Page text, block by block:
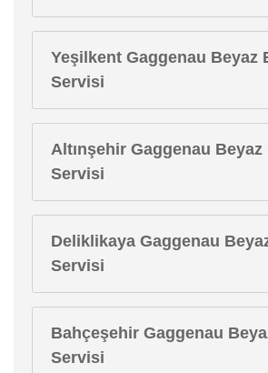
Yeşilkent Gaggenau Beyaz
Servisi
Altınşehir Gaggenau Beyaz
Servisi
Deliklikaya Gaggenau
Servisi
Bahçeşehir Gaggenau
Servisi